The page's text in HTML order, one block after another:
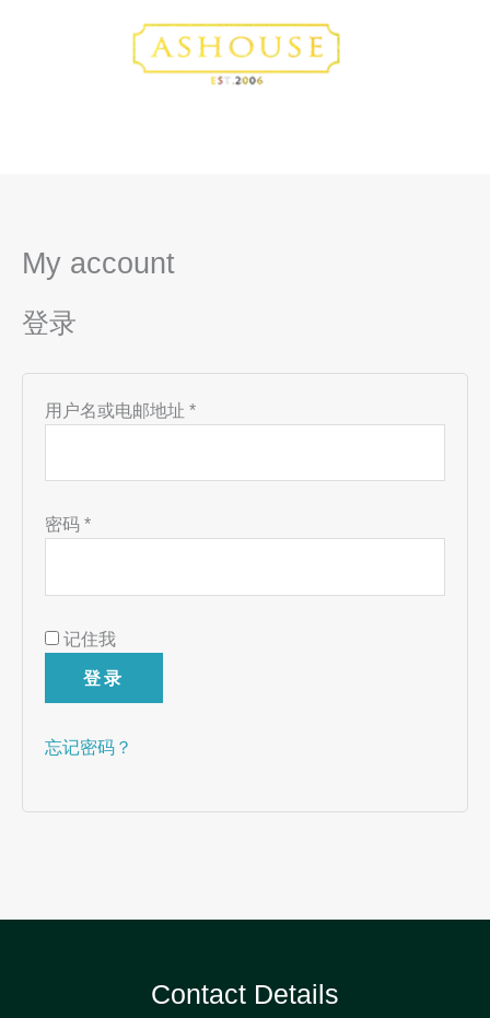
My account
登录
用户名或电邮地址 *
填
密码 *
记住我
登录
忘记密码？
Contact Details